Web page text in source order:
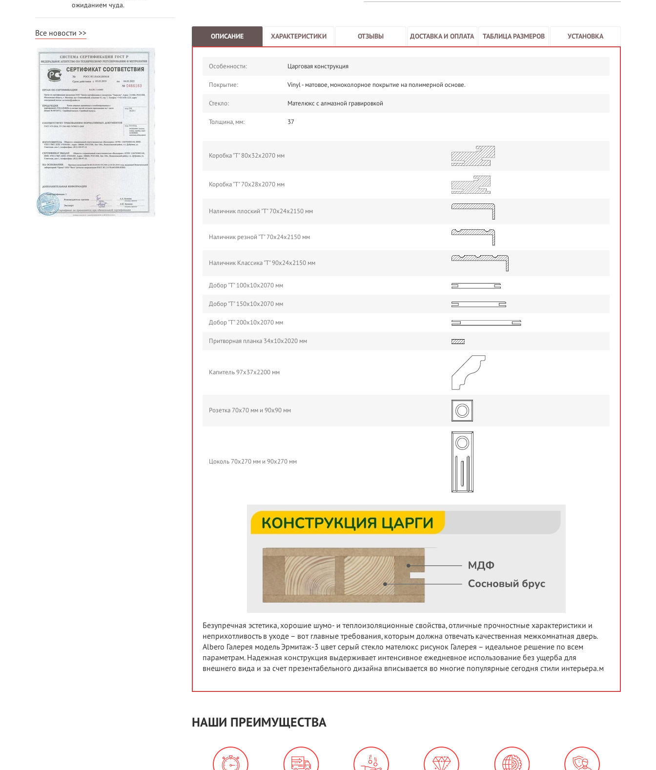
ожиданием чуда.
Все новости ОПИСАНИЕ ХАРАКТЕРИСТИКИ ОТЗЫВЫ ДОСТАВКА И ОПЛАТА ТАБЛИЦА РАЗМЕРОВ УСТАНОВКА
Особенности: Царговая конструкция
Покрытие: Vinyl - матовое, моноколорное покрытие на полимерной основе.
Стекло: Мателюкс с алмазной гравировкой
Толщина, мм: 37
Коробка "Т" 80х32х2070 мм
Коробка "Т" 70х28х2070 мм
Наличник плоский "Т" 70х24х2150 мм
Наличник резной "Т" 70х24х2150 мм
Наличник Классика "Т" 90х24х2150 мм
Добор "Т" 100х10х2070 мм
Добор "Т" 150х10х2070 мм
Добор "Т" 200х10х2070 мм
Притворная планка 34х10х2020 мм
Капитель 97х37х2200 мм
Розетка 70х70 мм и 90х90 мм
Цоколь 70х270 мм и 90х270 мм
Безупречная эстетика, хорошие шумо- и теплоизоляционные свойства, отличные прочностные характеристики и
неприхотливость в уходе – вот главные требования, которым должна отвечать качественная межкомнатная дверь.
Albero Галерея модель Эрмитаж-3 цвет серый стекло мателюкс рисунок Галерея – идеальное решение по всем
параметрам. Надежная конструкция выдерживает интенсивное ежедневное использование без ущерба для
внешнего вида и за счет презентабельного дизайна вписывается во многие популярные сегодня стили интерьера.м
НАШИ ПРЕИМУЩЕСТВА